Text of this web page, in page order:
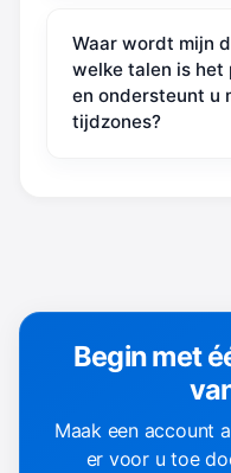
Waar wordt mijn
welke talen is het
en ondersteunt u
tijdzones?
Begin met
Maak een account
er voor u toe